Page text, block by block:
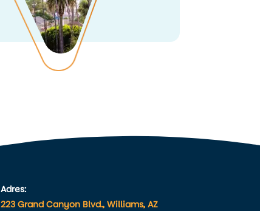
Adres:
223 Grand Canyon Blvd., Williams, AZ